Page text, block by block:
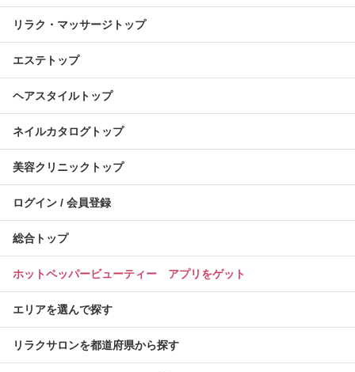
リラク・マッサージトップ
エステトップ
ヘアスタイルトップ
ネイルカタログトップ
美容クリニックトップ
ログイン / 会員登録
総合トップ
ホットペッパービューティー アプリをゲット
エリアを選んで探す
リラクサロンを都道府県から探す